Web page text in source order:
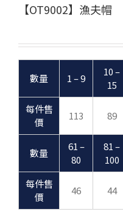
【OT9002】漁夫帽
數量 1 – 9
10 –
15
每件售
價
113 89
數量
61 –
80
81 –
100
每件售
價
46 44